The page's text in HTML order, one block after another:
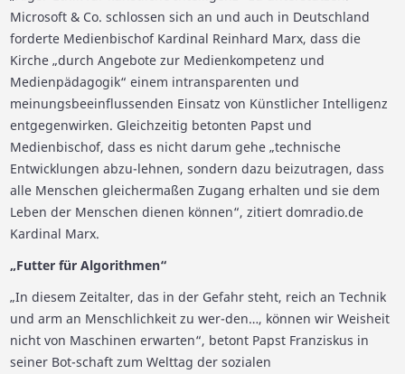
Microsoft & Co. schlossen sich an und auch in Deutschland
forderte Medienbischof Kardinal Reinhard Marx, dass die
Kirche „durch Angebote zur Medienkompetenz und
Medienpädagogik“ einem intransparenten und
meinungsbeeinflussenden Einsatz von Künstlicher Intelligenz
entgegenwirken. Gleichzeitig betonten Papst und
Medienbischof, dass es nicht darum gehe „technische
Entwicklungen abzu-lehnen, sondern dazu beizutragen, dass
alle Menschen gleichermaßen Zugang erhalten und sie dem
Leben der Menschen dienen können“, zitiert domradio.de
Kardinal Marx.
„Futter für Algorithmen“
„In diesem Zeitalter, das in der Gefahr steht, reich an Technik
und arm an Menschlichkeit zu wer-den…, können wir Weisheit
nicht von Maschinen erwarten“, betont Papst Franziskus in
seiner Bot-schaft zum Welttag der sozialen